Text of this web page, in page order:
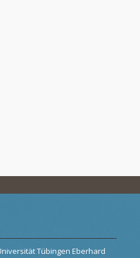
Tübingen Eberhard